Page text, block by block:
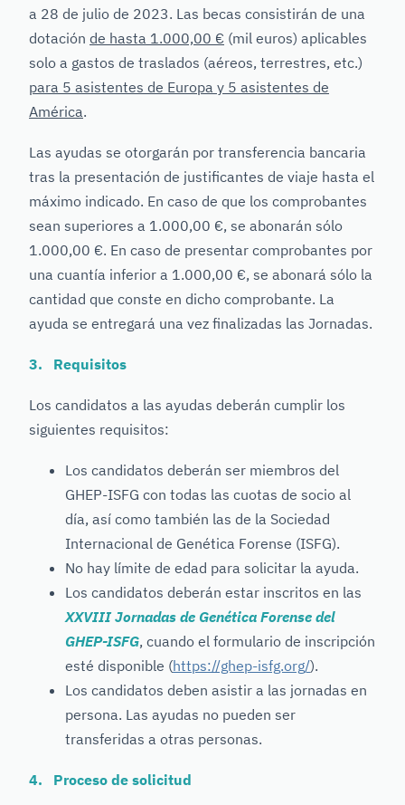
a 28 de julio de 2023. Las becas consistirán de una
dotación de hasta 1.000,00 € (mil euros) aplicables
solo a gastos de traslados (aéreos, terrestres, etc.)
para 5 asistentes de Europa y 5 asistentes de
América.
Las ayudas se otorgarán por transferencia bancaria
tras la presentación de justificantes de viaje hasta el
máximo indicado. En caso de que los comprobantes
sean superiores a 1.000,00 €, se abonarán sólo
1.000,00 €. En caso de presentar comprobantes por
una cuantía inferior a 1.000,00 €, se abonará sólo la
cantidad que conste en dicho comprobante. La
ayuda se entregará una vez finalizadas las Jornadas.
3. Requisitos
Los candidatos a las ayudas deberán cumplir los
siguientes requisitos:
Los candidatos deberán ser miembros del
GHEP-ISFG con todas las cuotas de socio al
día, así como también las de la Sociedad
Internacional de Genética Forense (ISFG).
No hay límite de edad para solicitar la ayuda.
Los candidatos deberán estar inscritos en las
XXVIII Jornadas de Genética Forense del
GHEP-ISFG, cuando el formulario de inscripción
esté disponible (https://ghep-isfg.org/).
Los candidatos deben asistir a las jornadas en
persona. Las ayudas no pueden ser
transferidas a otras personas.
4. Proceso de solicitud